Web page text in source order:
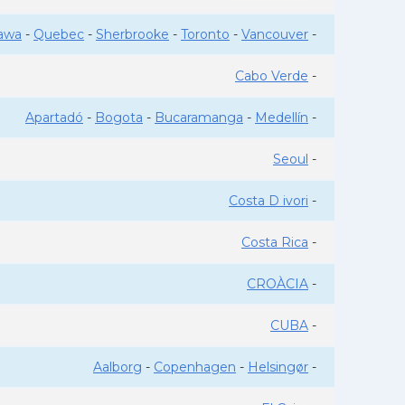
- Quebec - Sherbrooke - Toronto - Vancouver -
Cabo Verde -
Apartadó - Bogota - Bucaramanga - Medellín -
Seoul -
Costa D ivori -
Costa Rica -
CROÀCIA -
CUBA -
Aalborg - Copenhagen - Helsingør -